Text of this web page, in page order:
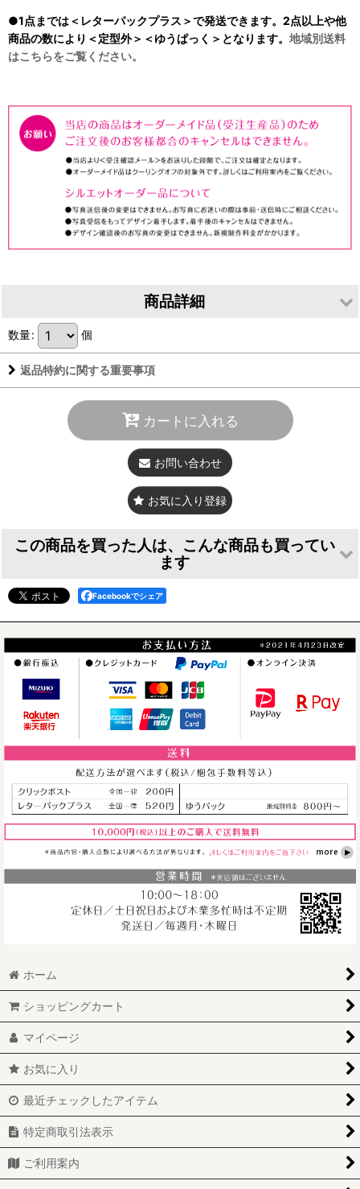
●1点までは＜レターパックプラス＞で発送できます。2点以上や他
商品の数により＜定型外＞＜ゆうぱっく＞となります。 地域別送料
はこちらをご覧ください。
商品詳細
素
材
●MDF
●約185g
●クォーツ式 スイープ機構（秒針が滑らかに動きます） ●
誤差 月±30秒から1分
げ
●無垢●着色仕上げ（水性ステイン）
付
●単3乾電池（動作確認用） ●保証書と取扱説明書
梱
●箱
ご
注
意
●電波時計ではありません。 ●アラーム機能はありません。
●秒針はカチカチ音のしないスイープ式ですが、ムーブメント
自体の駆動音（クオーツ音）は若干ございます。●付属の乾電
池は動作確認用のため持ちに差がございます●レーザーカット
により切り口は黒から濃茶となります。また表面に「ヤニ」が
若干付着します。ある程度拭き上げますが味として少し残しま
す。●一点一点エッチング（彫り）や切り口の濃さは異なりま
す。●ステイン塗装は意図的に濃さや斑を出していますので一
点ごとに仕上がりが異なります。●MDFは湿気に弱いので、外
や水回りでの使用はできません。木と同じで湿気により曲りや
カビ等発生する場合があります。●表面は日焼け等で変色する
場合がございますが経年変化として予めご了承ください。●そ
の他仕様等は予告なく変更する場合がございます。
数量: 個
返品特約に関する重要事項
カートに入れる
お問い合わせ
お気に入り登録
この商品を買った人は、こんな商品も買ってい
ます
お耳が動くうさぎ
の時計 XING
design 置き時計
<Cats Eye>
Woody Line
2,640円(税込)
お耳が動くうさぎ
の時計 XING
design 置き時計
<Trapezoid>
Woody Line
[xic009]
2,640円(税込)
お耳が動くうさぎ
の時計 XING
<Rounge> Woody
Line[xic010]
Facebookでシェア
ホーム
ショッピングカート
マイページ
お気に入り
最近チェックしたアイテム
特定商取引法表示
ご利用案内